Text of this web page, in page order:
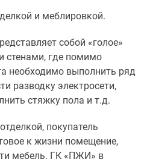
и меблировкой.
собой «голое»
стенами, где помимо
необходимо выполнить ряд
разводку электросети,
стяжку пола и т.д.
покупатель
к жизни помещение,
мебель. ГК «ПЖИ» в